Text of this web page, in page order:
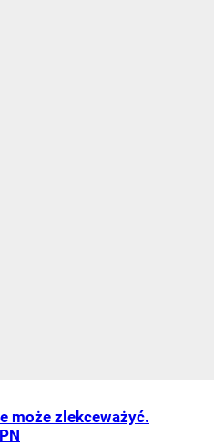
może zlekceważyć.